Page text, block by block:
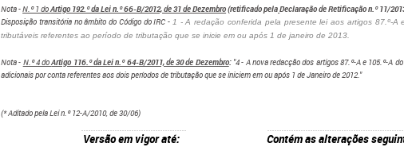
Nota -N.º 1 doArtigo 192.º da Lei n.º 66-B/2012, de 31 de Dezembro(retificado pelaDeclaração de Retificação n.º 11/
Disposição transitória no âmbito do Código do IRC - 1 - A redação conferida pela presente lei aos artigos 87.º-
tributáveis referentes ao período de tributação que se inicie em ou após 1 de janeiro de 2013.
Nota - N.º 4 doArtigo 116.º da Lei n.º 64-B/2011, de 30 de Dezembro:"4 - A nova redacção dos artigos 87.º-A e 105.º-A
adicionais por conta referentes aos dois períodos de tributação que se iniciem em ou após 1 de Janeiro de 2012."
(* Aditado pela Lei n.º 12-A/2010, de 30/06)
Versão em vigor até: Contém as alterações